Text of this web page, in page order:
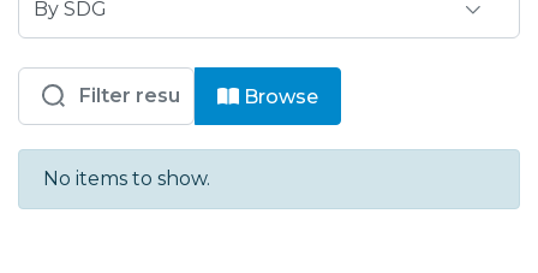
Browsing RDIPB - D-SA -
Browse
No items to show.